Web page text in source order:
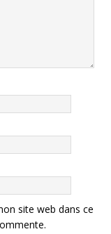
site web dans ce